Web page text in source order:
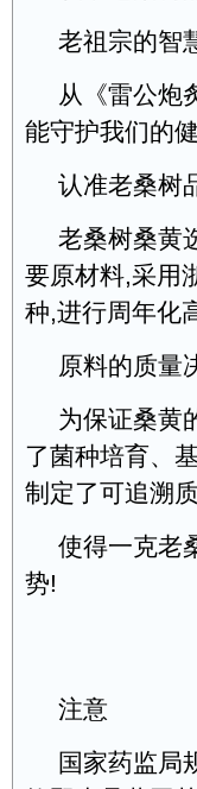
老祖宗的智
从《雷公炮
能守护我们的
认准老桑树
老桑树桑黄
要原材料,采用
种,进行周年化
原料的质量
为保证桑黄
了菌种培育、
制定了可追溯
使得一克老
势!
注意
国家药监局